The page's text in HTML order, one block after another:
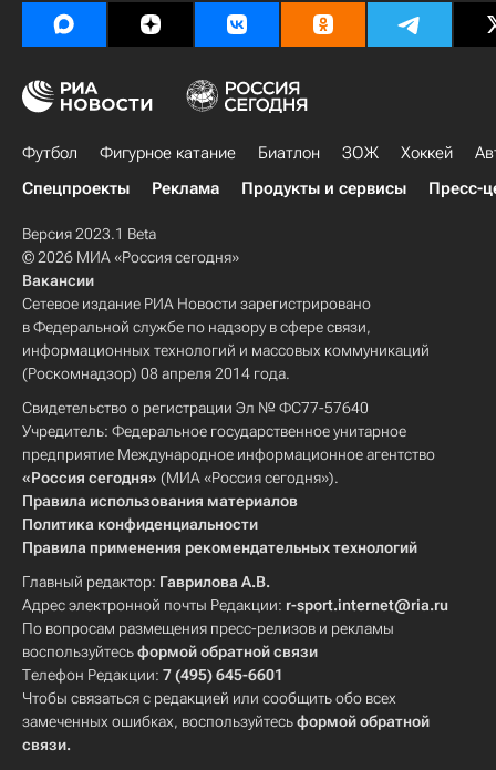
Футбол Фигурное катание Биатлон ЗОЖ Хоккей
Спецпроекты
Реклама Продукты и сервисы Пресс-
Версия 2023.1 Beta
© 2026 МИА «Россия сегодня»
Вакансии
Сетевое издание РИА Новости зарегистрировано
в Федеральной службе по надзору в сфере связи,
информационных технологий и массовых коммуникаций
(Роскомнадзор) 08 апреля 2014 года.
Свидетельство о регистрации Эл № ФС77-57640
Учредитель: Федеральное государственное унитарное
предприятие Международное информационное агентство
«Россия сегодня» (МИА «Россия сегодня»).
Правила использования материалов
Политика конфиденциальности
Правила применения рекомендательных технологий
Главный редактор: Гаврилова А.В.
Адрес электронной почты Редакции: r-sport.internet@ria.ru
По вопросам размещения пресс-релизов и рекламы
воспользуйтесьформой обратной связи
Телефон Редакции: 7 (495) 645-6601
Чтобы связаться с редакцией или сообщить обо всех
замеченных ошибках, воспользуйтесьформой обратной
связи.